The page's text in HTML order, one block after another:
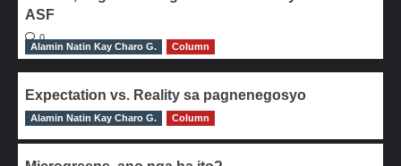
ASF
0
Alamin Natin Kay Charo G.
Column
Expectation vs. Reality sa pagnenegosyo
0
Alamin Natin Kay Charo G. Column